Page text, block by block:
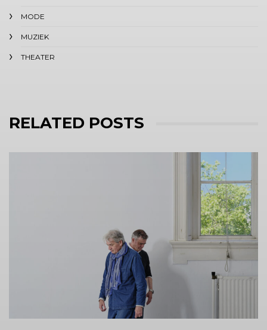
MODE
MUZIEK
THEATER
RELATED POSTS